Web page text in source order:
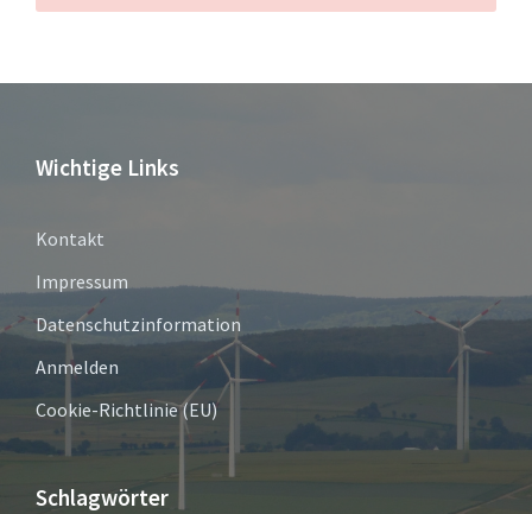
Wichtige Links
Kontakt
Impressum
Datenschutzinformation
Anmelden
Cookie-Richtlinie (EU)
Schlagwörter